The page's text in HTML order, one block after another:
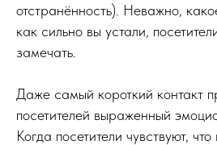
отстранённость). Неважно,
как сильно вы устали,
замечать.
Даже самый короткий контакт
посетителей выраженный
Когда посетители чувствуют,